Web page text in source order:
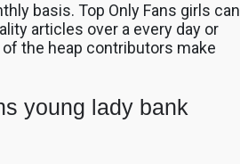
basis. Top Only Fans girls can
articles over a every day or
the heap contributors make
young lady bank